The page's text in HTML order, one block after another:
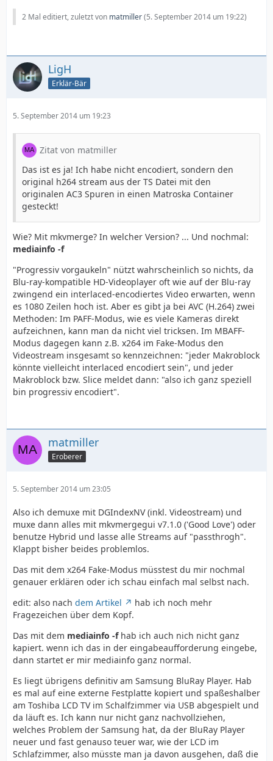
2 Mal editiert, zuletzt von matmiller(5. September 2014 um 19:22)
LigH
Erklär-Bär
5. September 2014 um 19:23
Zitat von matmiller
Das ist es ja! Ich habe nicht encodiert, sondern den
original h264 stream aus der TS Datei mit den
originalen AC3 Spuren in einen Matroska Container
gesteckt!
Wie? Mit mkvmerge? In welcher Version? ... Und nochmal:
mediainfo -f
"Progressiv vorgaukeln" nützt wahrscheinlich so nichts, da
Blu-ray-kompatible HD-Videoplayer oft wie auf der Blu-ray
zwingend ein interlaced-encodiertes Video erwarten, wenn
es 1080 Zeilen hoch ist. Aber es gibt ja bei AVC (H.264) zwei
Methoden: Im PAFF-Modus, wie es viele Kameras direkt
aufzeichnen, kann man da nicht viel tricksen. Im MBAFF-
Modus dagegen kann z.B. x264 im Fake-Modus den
Videostream insgesamt so kennzeichnen: "jeder Makroblock
könnte vielleicht interlaced encodiert sein", und jeder
Makroblock bzw. Slice meldet dann: "also ich ganz speziell
bin progressiv encodiert".
matmiller
Eroberer
5. September 2014 um 23:05
Also ich demuxe mit DGIndexNV (inkl. Videostream) und
muxe dann alles mit mkvmergegui v7.1.0 ('Good Love') oder
benutze Hybrid und lasse alle Streams auf "passthrogh".
Klappt bisher beides problemlos.
Das mit dem x264 Fake-Modus müsstest du mir nochmal
genauer erklären oder ich schau einfach mal selbst nach.
edit: also nach dem Artikel
hab ich noch mehr
Fragezeichen über dem Kopf.
Das mit dem mediainfo -fhab ich auch nich nicht ganz
kapiert. wenn ich das in der eingabeaufforderung eingebe,
dann startet er mir mediainfo ganz normal.
Es liegt übrigens definitiv am Samsung BluRay Player. Hab
es mal auf eine externe Festplatte kopiert und spaßeshalber
am Toshiba LCD TV im Schalfzimmer via USB abgespielt und
da läuft es. Ich kann nur nicht ganz nachvollziehen,
welches Problem der Samsung hat, da der BluRay Player
neuer und fast genauso teuer war, wie der LCD im
Schlafzimmer, also müsste man ja davon ausgehen, daß die